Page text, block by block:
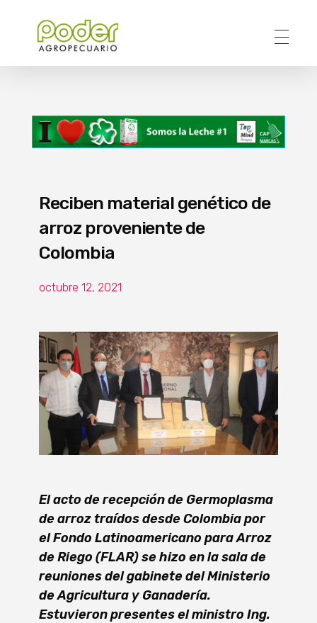
Reciben material genético de
arroz proveniente de
Colombia
octubre 12, 2021
El acto de recepción de Germoplasma
de arroz traídos desde Colombia por
el Fondo Latinoamericano para Arroz
de Riego (FLAR) se hizo en la sala de
reuniones del gabinete del Ministerio
de Agricultura y Ganadería.
Estuvieron presentes el ministro Ing.